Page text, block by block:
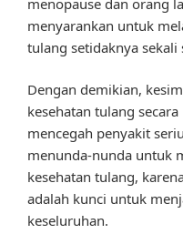
menyarankan untuk
tulang setidaknya sekali
Dengan demikian,
kesehatan tulang
mencegah penyakit
menunda-nunda untuk
kesehatan tulang,
adalah kunci untuk
keseluruhan.